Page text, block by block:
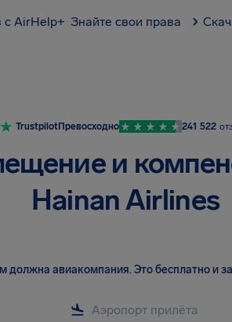
с AirHelp+ Знайте свои права
TrustpilotПревосходно 241 522
и
Hainan Airlines
должна авиакомпания.Это бесплатно и